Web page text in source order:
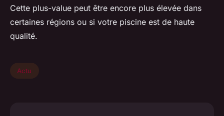
Cette plus-value peut être encore plus élevée dans
certaines régions ou si votre piscine est de haute
qualité.
Actu